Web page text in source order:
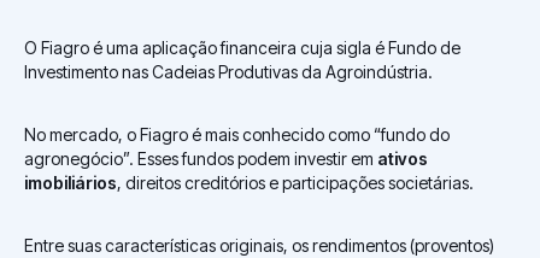
O Fiagro é uma aplicação financeira cuja sigla é Fundo de
Investimento nas Cadeias Produtivas da Agroindústria.
No mercado, o Fiagro é mais conhecido como “fundo do
agronegócio”. Esses fundos podem investir em ativos
imobiliários, direitos creditórios e participações societárias.
Entre suas características originais, os rendimentos (proventos)